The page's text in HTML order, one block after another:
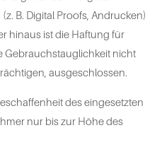
B. Digital Proofs, Andrucken)
hinaus ist die Haftung für
Gebrauchstauglichkeit nicht
ausgeschlossen.
des eingesetzten
nur bis zur Höhe des